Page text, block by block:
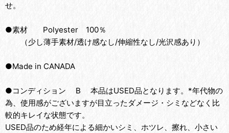
せ。
●素材 Polyester 100％
（少し薄手素材/透け感なし/伸縮性なし/光沢感あり）
●Made in CANADA
●コンディション B 本品はUSED品となります。*年代物の
為、使用感がございますが目立ったダメージ・シミなどなく比
較的キレイな状態です。
USED品のため経年による細かいシミ、ホツレ、擦れ、小さい